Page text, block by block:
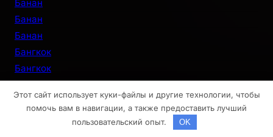
Банан
Банан
Банан
Бангкок
Бангкок
Бангкок
Этот сайт использует куки-файлы и другие технологии, чтобы
помочь вам в навигации, а также предоставить лучший
пользовательский опыт.
OK